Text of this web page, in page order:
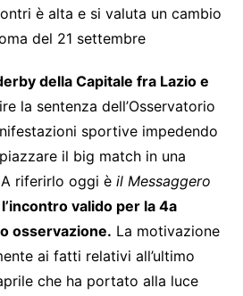
è alta e si valuta un cambio
del 21 settembre
della Capitale fra Lazio e
la sentenza dell’Osservatorio
sportive impedendo
il big match in una
riferirlo oggi è il Messaggero
valido per la 4a
osservazione. La motivazione
ai fatti relativi all’ultimo
che ha portato alla luce